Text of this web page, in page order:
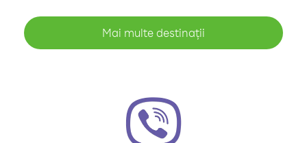
Mai multe destinații